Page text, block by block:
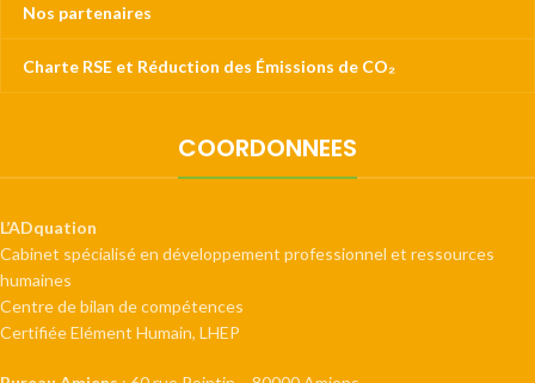
Nos partenaires
Charte RSE et Réduction des Émissions de CO₂
COORDONNEES
L’ADquation
Cabinet spécialisé en développement professionnel et ressources
humaines
Centre de bilan de compétences
Certifiée Elément Humain, LHEP